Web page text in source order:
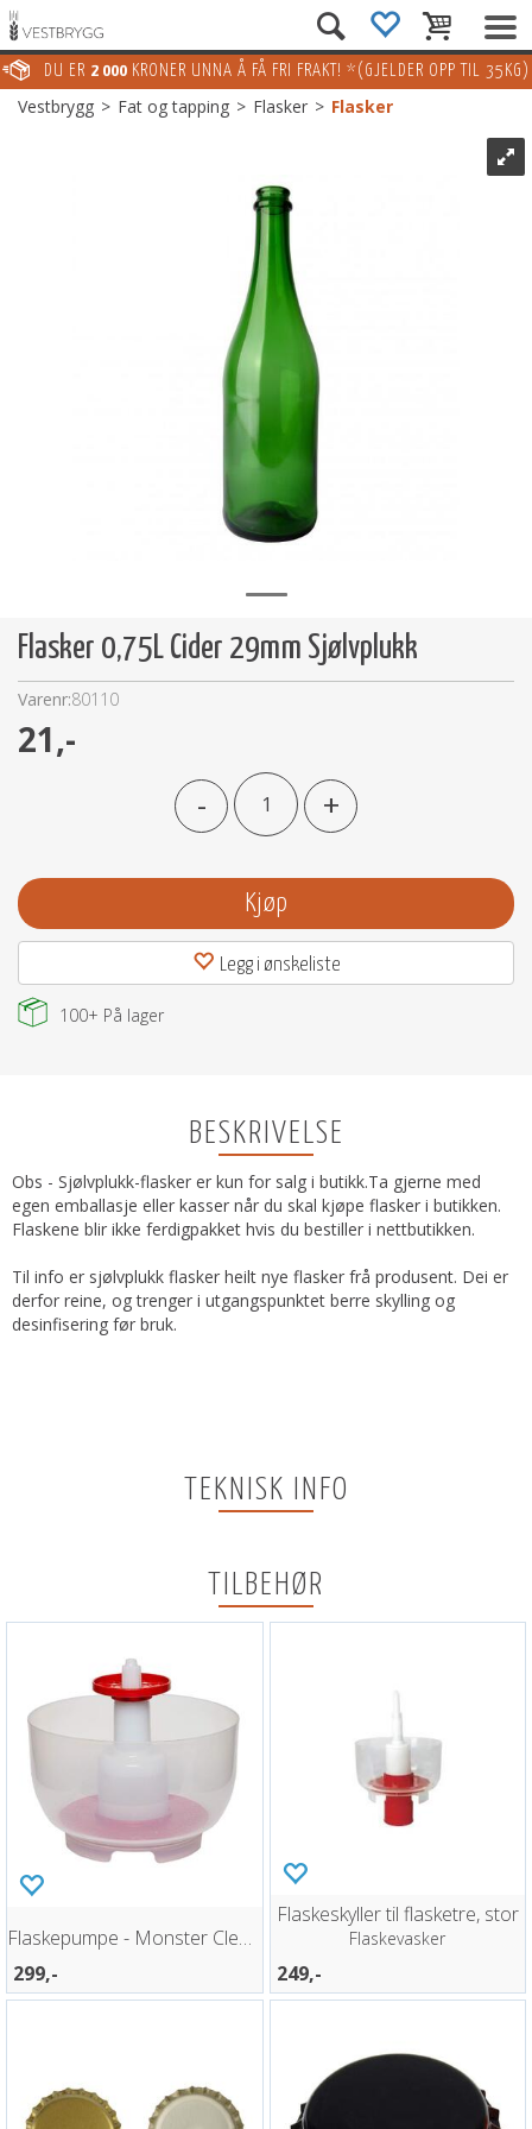
DU ER 2 000 KRONER UNNA Å FÅ FRI FRAKT! *(GJELDER OPP TIL 35KG)
Vestbrygg>Fat og tapping>Flasker>Flasker
Flasker 0,75L Cider 29mm Sjølvplukk
Varenr:80110
21,-
- +
Kjøp
Legg i ønskeliste
100+ På lager
BESKRIVELSE
Obs - Sjølvplukk-flasker er kun for salg i butikk.Ta gjerne med
egen emballasje eller kasser når du skal kjøpe flasker i butikken.
Flaskene blir ikke ferdigpakket hvis du bestiller i nettbutikken.
Til info er sjølvplukk flasker heilt nye flasker frå produsent. Dei er
derfor reine, og trenger i utgangspunktet berre skylling og
desinfisering før bruk.
TEKNISK INFO
TILBEHØR
Flaskepumpe - Monster Cleaner
299,-
Flaskeskyller til flasketre, stor
Flaskevasker
249,-